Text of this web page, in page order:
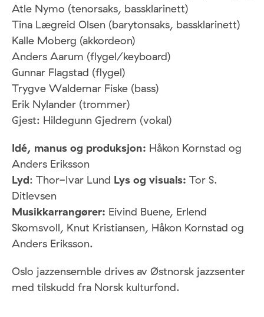
Atle Nymo (tenorsaks, bassklarinett)
Tina Lægreid Olsen (barytonsaks, bassklarinett)
Kalle Moberg (akkordeon)
Anders Aarum (flygel/keyboard)
Gunnar Flagstad (flygel)
Trygve Waldemar Fiske (bass)
Erik Nylander (trommer)
Gjest: Hildegunn Gjedrem (vokal)
Idé, manus og produksjon: Håkon Kornstad og
Anders Eriksson
Lyd: Thor-Ivar Lund Lys og visuals: Tor S.
Ditlevsen
Musikkarrangører: Eivind Buene, Erlend
Skomsvoll, Knut Kristiansen, Håkon Kornstad og
Anders Eriksson.
Oslo jazzensemble drives av Østnorsk jazzsenter
med tilskudd fra Norsk kulturfond.